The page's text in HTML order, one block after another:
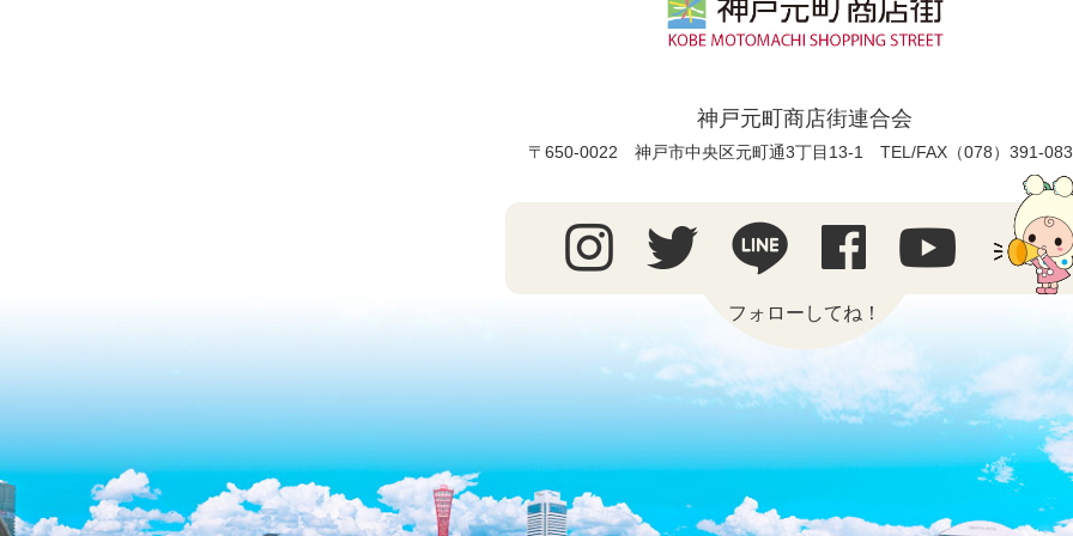
神戸元町商店街連合会
〒650-0022 神戸市中央区元町通3丁目13-1 TEL/FAX（078）391-
フォローしてね！